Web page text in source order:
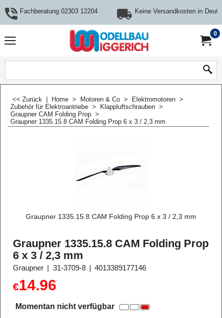
Fachberatung 02303 12204 Keine Versandkosten in
0
<< Zurück Home > Motoren & Co > Elektromotoren >
Zubehör für Elektroantriebe > Klappluftschrauben >
Graupner CAM Folding Prop >
Graupner 1335.15.8 CAM Folding Prop 6 x 3 / 2,3 mm
Graupner 1335.15.8 CAM Folding Prop 6 x 3 / 2,3 mm
Graupner 1335.15.8 CAM Folding Prop
6 x 3 / 2,3 mm
Graupner 31-3709-8 4013389177146
€14.96
Momentan nicht verfügbar